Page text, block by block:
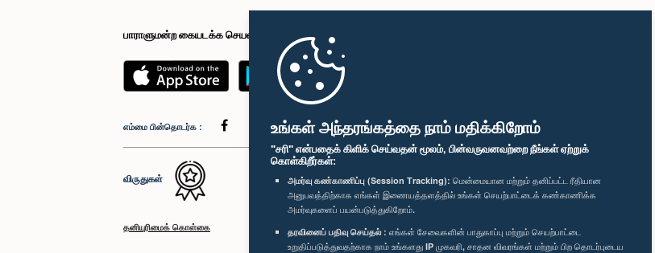
உங்கள் அந்தரங்கத்தை நாம் மதிக்கிறோம்
"சரி" என்பதைக் கிளிக் செய்வதன் மூலம், பின்வருவனவற்றை நீங்கள் ஏற்றுக்
கொள்கிறீர்கள்:
அமர்வு கண்காணிப்பு (Session Tracking): மென்மையான மற்றும் தனிப்பட்ட ரீதியான
அனுபவத்திற்காக எங்கள் இணையத்தளத்தில் உங்கள் செயற்பாட்டைக் கண்காணிக்க
அமர்வுகளைப் பயன்படுத்துகிறோம்.
தரவினைப் பதிவு செய்தல் : எங்கள் சேவைகளின் பாதுகாப்பு மற்றும் செயற்பாட்டை
உறுதிப்படுத்துவதற்காக நாம் உங்களது IP முகவரி, சாதன விவரங்கள் மற்றும் பிற தொடர்புடைய
பாராளுமன்ற கையடக்க செயலி
எம்மை பின்தொடர்க :
விருதுகள்
தனியுரிமைக் கொள்கை